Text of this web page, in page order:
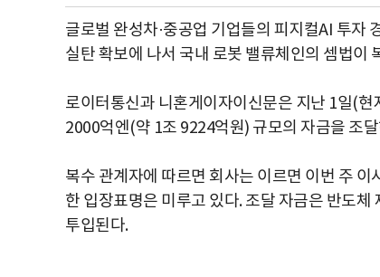
글로벌 완성차·중공업 기업들의 피지컬AI 투자
실탄 확보에 나서 국내 로봇 밸류체인의 셈법이
로이터통신과 니혼게이자이신문은 지난 1일(
2000억엔(약 1조 9224억원) 규모의 자금을 조
복수 관계자에 따르면 회사는 이르면 이번 주
한 입장표명은 미루고 있다. 조달 자금은 반도
투입된다.